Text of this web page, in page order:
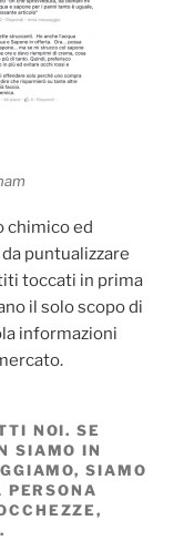
chimico ed
puntualizzare
toccati in prima
il solo scopo di
informazioni
NOI. SE
SIAMO IN
SIAMO